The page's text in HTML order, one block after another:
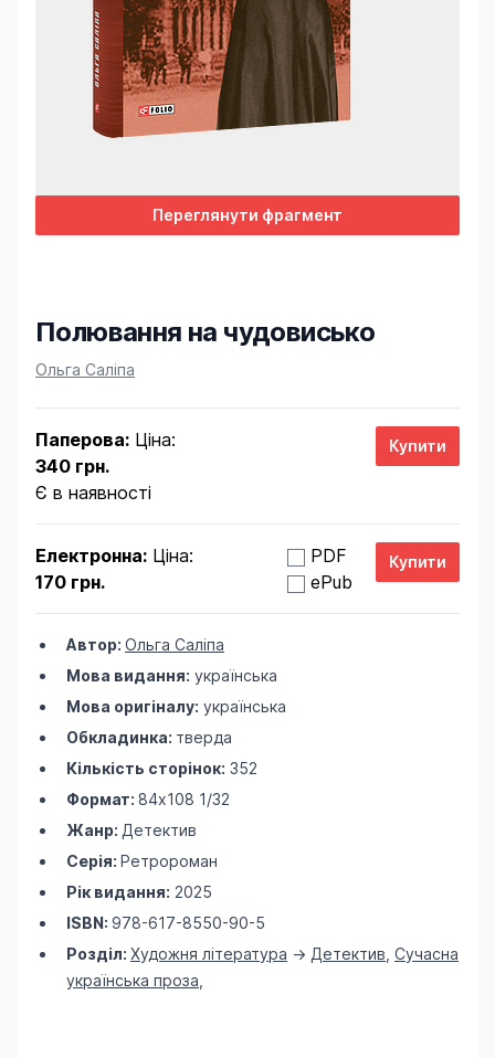
Переглянути фрагмент
Полювання на чудовисько
Product information
Ольга Саліпа
Паперова: Ціна:
340 грн.
Є в наявності
Електронна: Ціна:
170 грн.
PDF
ePub
Автор: Ольга Саліпа
Мова видання: українська
Мова оригіналу: українська
Обкладинка: тверда
Кількість сторінок: 352
Формат: 84х108 1/32
Жанр: Детектив
Серія: Ретророман
Рік видання: 2025
ISBN: 978-617-8550-90-5
Розділ: Художня література -> Детектив Сучасна
українська проза